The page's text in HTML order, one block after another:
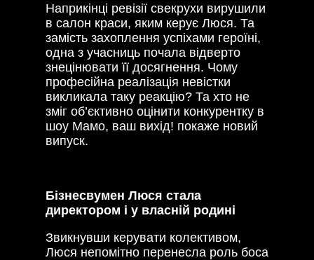
Наприкінці ревізії свекрухи вирушили
в салон краси, яким керує Люся. Та
замість захоплення успіхами героїні,
одна з учасниць почала відверто
знецінювати її досягнення. Чому
професійна реалізація невістки
викликала таку реакцію? Та хто не
зміг об’єктивно оцінити конкурентку в
шоу Мамо, ваш вихід! покаже новий
випуск.
Бізнесвумен Люся стала
директором і у власній родині
Звикнувши керувати колективом,
Люся непомітно перенесла роль боса